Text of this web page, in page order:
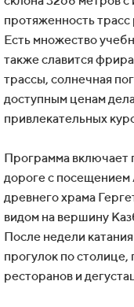
протяженность трасс
Есть множество
также славится
трассы, солнечная
доступным ценам
привлекательных
Программа включает
дороге с
древнего храма
видом на вершину
После недели
прогулок по
ресторанов и